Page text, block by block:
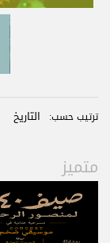
ترتيب حسب: التاريخ
متميز